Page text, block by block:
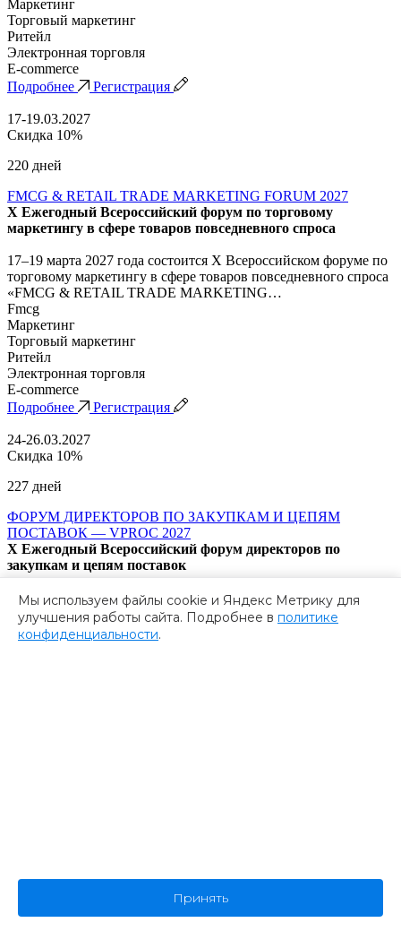
Маркетинг
Торговый маркетинг
Ритейл
Электронная торговля
E-commerce
Подробнее
Регистрация
17-19.03.2027
Скидка 10%
220 дней
FMCG & RETAIL TRADE MARKETING FORUM 2027
X Ежегодный Всероссийский форум по торговому
маркетингу в сфере товаров повседневного спроса
17–19 марта 2027 года состоится X Всероссийском форуме по
торговому маркетингу в сфере товаров повседневного спроса
«FMCG & RETAIL TRADE MARKETING…
Fmcg
Маркетинг
Торговый маркетинг
Ритейл
Электронная торговля
E-commerce
Подробнее
Регистрация
24-26.03.2027
Скидка 10%
227 дней
ФОРУМ ДИРЕКТОРОВ ПО ЗАКУПКАМ И ЦЕПЯМ
ПОСТАВОК — VPROC 2027
X Ежегодный Всероссийский форум директоров по
закупкам и цепям поставок
24-25-26 марта X Всероссийский форум директоров по
закупкам и цепям поставок VPROC 2027 предоставит
участникам возможность обменяться опытом и знаниями…
Корпоративные закупки
Мы используем файлы cookie и Яндекс Метрику для
улучшения работы сайта. Подробнее в политике
конфиденциальности.
Принять